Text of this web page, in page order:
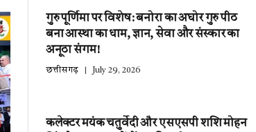
गुरु पूर्णिमा पर विशेष: बनोरा का अघोर गुरु पीठ
बना आस्था का धाम, ज्ञान, सेवा और संस्कार का
अनूठा संगम!
छत्तीसगढ़ July 29, 2026
कलेक्टर मयंक चतुर्वेदी और एसएसपी शशि मोहन